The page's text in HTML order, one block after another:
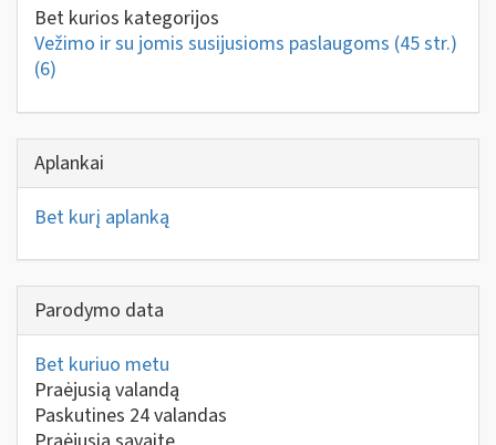
Bet kurios kategorijos
Vežimo ir su jomis susijusioms paslaugoms (45 str.)
(6)
Aplankai
Bet kurį aplanką
Parodymo data
Bet kuriuo metu
Praėjusią valandą
Paskutines 24 valandas